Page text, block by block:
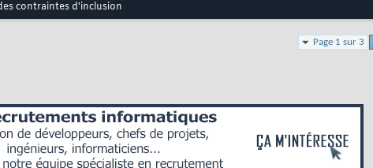
contraintes d'inclusion
Page 1 sur 3